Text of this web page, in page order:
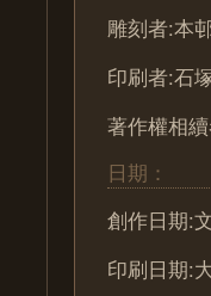
雕刻者:本
印刷者:石
著作權相
日期：
創作日期:
印刷日期: